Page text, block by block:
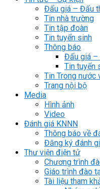
Đấu giá – Đấu
Tin nhà trường
Tin tập đoàn
Tin tuyển sinh
Thông báo
Đấu giá –
Tin tuyển
Tin Trong nước
Trang nội bộ
Media
Hình ảnh
Video
Đánh giá KNNN
Thông báo về
Đăng ký đánh
Thư viện điện tử
Chương trình
Giáo trình đào
Tài liệu tham